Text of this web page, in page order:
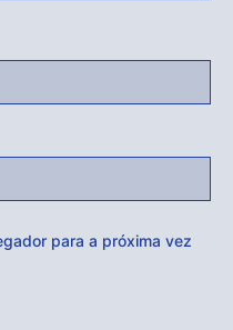
para a próxima vez